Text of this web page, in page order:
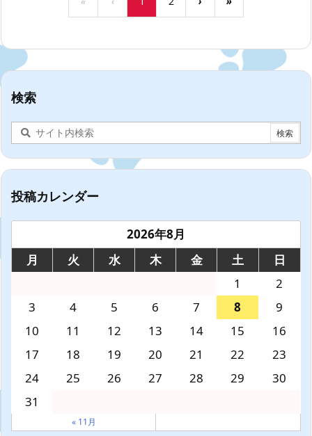
検索
投稿カレンダー
2026年8月
月
火 水 木 金 土
日
1
2
3
4 5 6 7 8
9
10
11 12 13 14 15
16
17
18 19 20 21 22
23
24
25 26 27 28 29
30
31
« 11月